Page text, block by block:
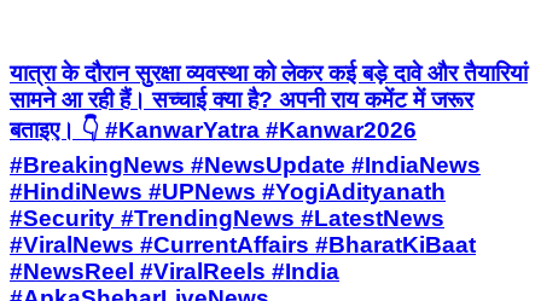
यात्रा के दौरान सुरक्षा व्यवस्था को लेकर कई बड़े दावे और तैयारियां
सामने आ रही हैं। सच्चाई क्या है? अपनी राय कमेंट में जरूर
बताइए। 👇 #KanwarYatra #Kanwar2026
#BreakingNews #NewsUpdate #IndiaNews
#HindiNews #UPNews #YogiAdityanath
#Security #TrendingNews #LatestNews
#ViralNews #CurrentAffairs #BharatKiBaat
#NewsReel #ViralReels #India